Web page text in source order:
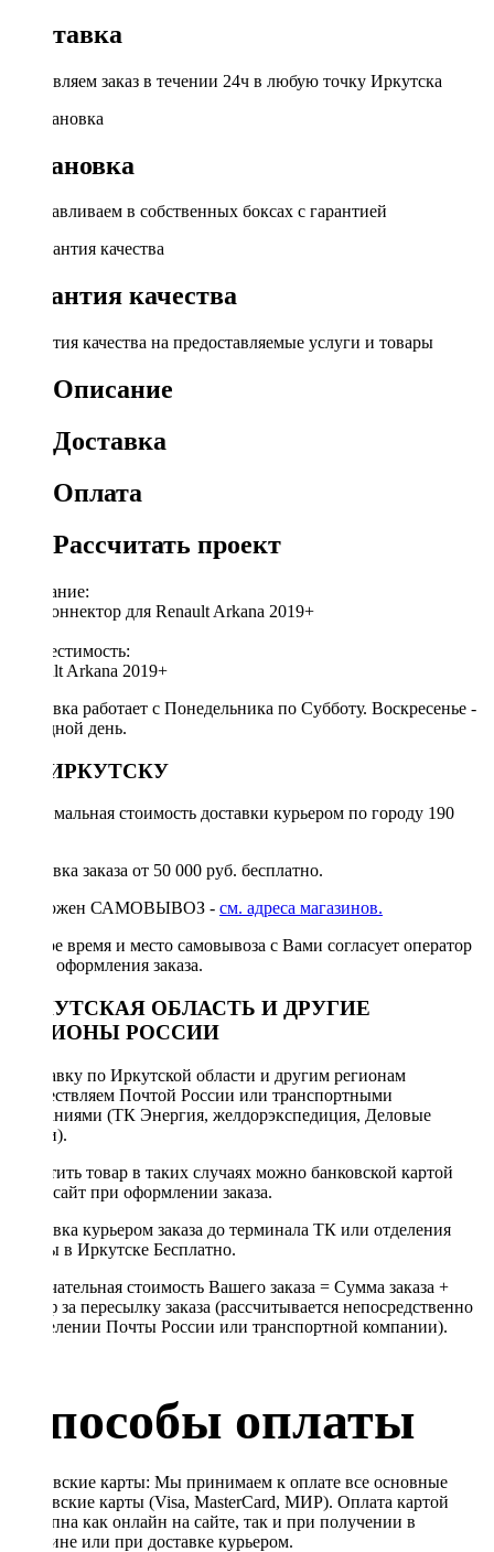
Доставка
Доставляем заказ в течении 24ч в любую точку Иркутска
Установка
Устанавливаем в собственных боксах с гарантией
Гарантия качества
Гарантия качества на предоставляемые услуги и товары
Описание
Доставка
Оплата
Рассчитать проект
Описание:
ISO-коннектор для Renault Arkana 2019+
Совместимость:
Renault Arkana 2019+
Доставка работает с Понедельника по Субботу. Воскресенье -
выходной день.
ПО ИРКУТСКУ
Минимальная стоимость доставки курьером по городу 190
Доставка заказа от 50 000 руб. бесплатно.
Возможен САМОВЫВОЗ - см. адреса магазинов.
Точное время и место самовывоза с Вами согласует оператор
после оформления заказа.
ИРКУТСКАЯ ОБЛАСТЬ И ДРУГИЕ
РЕГИОНЫ РОССИИ
Отправку по Иркутской области и другим регионам
осуществляем Почтой России или транспортными
компаниями (ТК Энергия, желдорэкспедиция, Деловые
линии).
Оплатить товар в таких случаях можно банковской картой
через сайт при оформлении заказа.
Доставка курьером заказа до терминала ТК или отделения
Почты в Иркутске Бесплатно.
Окончательная стоимость Вашего заказа = Сумма заказа +
Тариф за пересылку заказа (рассчитывается непосредственно
в отделении Почты России или транспортной компании).
Способы оплаты
Банковские карты: Мы принимаем к оплате все основные
банковские карты (Visa, MasterCard, МИР). Оплата картой
доступна как онлайн на сайте, так и при получении в
магазине или при доставке курьером.